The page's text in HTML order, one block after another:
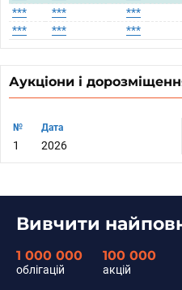
***
*** ***
***
*** ***
Аукціони і
№ Дата
1 2026
№ Дата
2026
Вивчити
1 000 000
облігацій
100 000
акцій